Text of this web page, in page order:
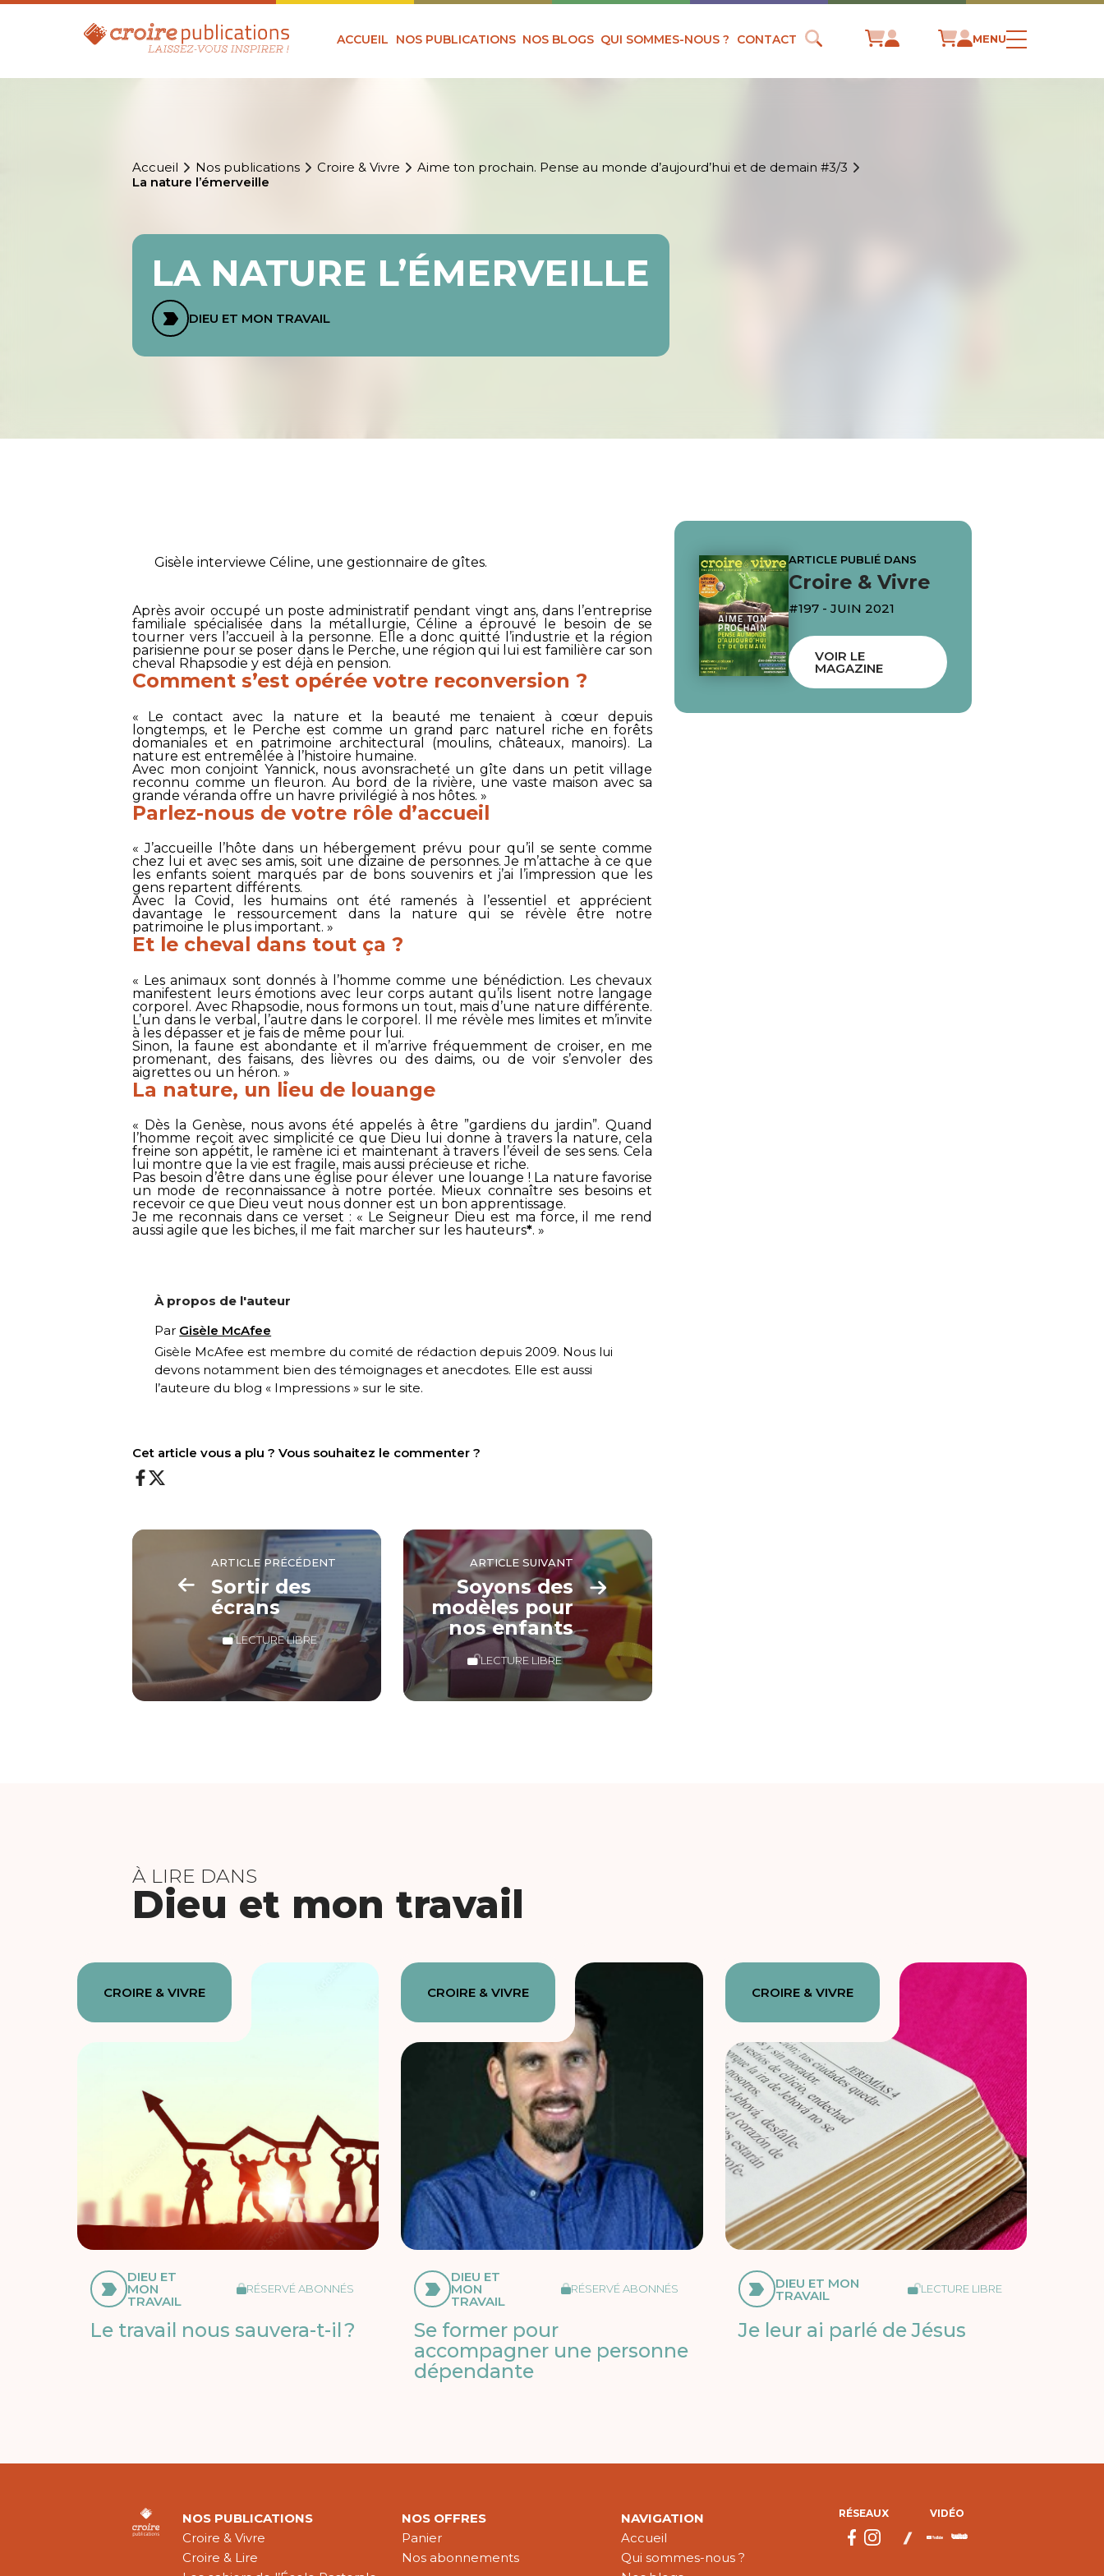
ACCUEIL NOS PUBLICATIONS NOS BLOGS QUI SOMMES-NOUS ? CONTACT MENU
Accueil Nos publications Croire & Vivre
Aime ton prochain. Pense au monde d’aujourd’hui et de demain #3/3
La nature l’émerveille
LA NATURE L’ÉMERVEILLE
DIEU ET MON TRAVAIL
Gisèle interviewe Céline, une gestionnaire de gîtes.
Après avoir occupé un poste administratif pendant vingt ans, dans l’entreprise
familiale spécialisée dans la métallurgie, Céline a éprouvé le besoin de se
tourner vers l’accueil à la personne. Elle a donc quitté l’industrie et la région
parisienne pour se poser dans le Perche, une région qui lui est familière car son
cheval Rhapsodie y est déjà en pension.
Comment s’est opérée votre reconversion ?
« Le contact avec la nature et la beauté me tenaient à cœur depuis
longtemps, et le Perche est comme un grand parc naturel riche en forêts
domaniales et en patrimoine architectural (moulins, châteaux, manoirs). La
nature est entremêlée à l’histoire humaine.
Avec mon conjoint Yannick, nous avonsracheté un gîte dans un petit village
reconnu comme un fleuron. Au bord de la rivière, une vaste maison avec sa
grande véranda offre un havre privilégié à nos hôtes. »
Parlez-nous de votre rôle d’accueil
« J’accueille l’hôte dans un hébergement prévu pour qu’il se sente comme
chez lui et avec ses amis, soit une dizaine de personnes. Je m’attache à ce que
les enfants soient marqués par de bons souvenirs et j’ai l’impression que les
gens repartent différents.
Avec la Covid, les humains ont été ramenés à l’essentiel et apprécient
davantage le ressourcement dans la nature qui se révèle être notre
patrimoine le plus important. »
Et le cheval dans tout ça ?
« Les animaux sont donnés à l’homme comme une bénédiction. Les chevaux
manifestent leurs émotions avec leur corps autant qu’ils lisent notre langage
corporel. Avec Rhapsodie, nous formons un tout, mais d’une nature différente.
L’un dans le verbal, l’autre dans le corporel. Il me révèle mes limites et m’invite
à les dépasser et je fais de même pour lui.
Sinon, la faune est abondante et il m’arrive fréquemment de croiser, en me
promenant, des faisans, des lièvres ou des daims, ou de voir s’envoler des
aigrettes ou un héron. »
La nature, un lieu de louange
« Dès la Genèse, nous avons été appelés à être ”gardiens du jardin”. Quand
l’homme reçoit avec simplicité ce que Dieu lui donne à travers la nature, cela
freine son appétit, le ramène ici et maintenant à travers l’éveil de ses sens. Cela
lui montre que la vie est fragile, mais aussi précieuse et riche.
Pas besoin d’être dans une église pour élever une louange ! La nature favorise
un mode de reconnaissance à notre portée. Mieux connaître ses besoins et
recevoir ce que Dieu veut nous donner est un bon apprentissage.
Je me reconnais dans ce verset : « Le Seigneur Dieu est ma force, il me rend
aussi agile que les biches, il me fait marcher sur les hauteurs*. »
À propos de l'auteur
Par Gisèle McAfee
Gisèle McAfee est membre du comité de rédaction depuis 2009. Nous lui
devons notamment bien des témoignages et anecdotes. Elle est aussi
l’auteure du blog « Impressions » sur le site.
Cet article vous a plu ? Vous souhaitez le commenter ?
ARTICLE PRÉCÉDENT
Sortir des
écrans
LECTURE LIBRE
ARTICLE SUIVANT
Soyons des
modèles pour
nos enfants
LECTURE LIBRE
ARTICLE PUBLIÉ DANS
Croire & Vivre
#197 - JUIN 2021
VOIR LE
MAGAZINE
À LIRE DANS
Dieu et mon travail
CROIRE & VIVRE
DIEU ET
MON
TRAVAIL
RÉSERVÉ ABONNÉS
Le travail nous sauvera-t-il ?
CROIRE & VIVRE
DIEU ET
MON
TRAVAIL
RÉSERVÉ ABONNÉS
Se former pour
accompagner une personne
dépendante
CROIRE & VIVRE
DIEU ET MON
TRAVAIL LECTURE LIBRE
Je leur ai parlé de Jésus
NOS PUBLICATIONS
Croire & Vivre
Croire & Lire
NOS OFFRES
Panier
Nos abonnements
NAVIGATION
Accueil
Qui sommes-nous ?
RÉSEAUX VIDÉO